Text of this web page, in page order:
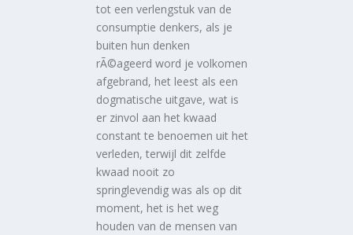
tot een verlengstuk van de
consumptie denkers, als je
buiten hun denken
rÃ©ageerd word je volkomen
afgebrand, het leest als een
dogmatische uitgave, wat is
er zinvol aan het kwaad
constant te benoemen uit het
verleden, terwijl dit zelfde
kwaad nooit zo
springlevendig was als op dit
moment, het is het weg
houden van de mensen van